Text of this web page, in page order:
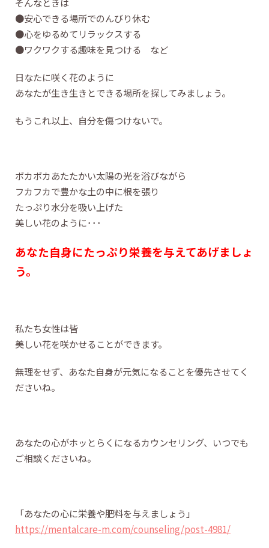
●安心できる場所でのんびり休む
●心をゆるめてリラックスする
●ワクワクする趣味を見つける など
日なたに咲く花のように
あなたが生き生きとできる場所を探してみましょう。
もうこれ以上、自分を傷つけないで。
ポカポカあたたかい太陽の光を浴びながら
フカフカで豊かな土の中に根を張り
たっぷり水分を吸い上げた
美しい花のように･･･
あなた自身にたっぷり栄養を与えてあげましょ
う。
私たち女性は皆
美しい花を咲かせることができます。
無理をせず、あなた自身が元気になることを優先させてく
ださいね。
あなたの心がホッとらくになるカウンセリング、いつでも
ご相談くださいね。
「あなたの心に栄養や肥料を与えましょう」
https://mentalcare-m.com/counseling/post-4981/